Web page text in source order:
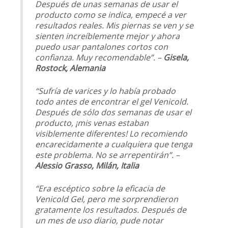
Después de unas semanas de usar el
producto como se indica, empecé a ver
resultados reales. Mis piernas se ven y se
sienten increíblemente mejor y ahora
puedo usar pantalones cortos con
confianza. Muy recomendable”. – Gisela,
Rostock, Alemania
“Sufría de varices y lo había probado
todo antes de encontrar el gel Venicold.
Después de sólo dos semanas de usar el
producto, ¡mis venas estaban
visiblemente diferentes! Lo recomiendo
encarecidamente a cualquiera que tenga
este problema. No se arrepentirán”. –
Alessio Grasso, Milán, Italia
“Era escéptico sobre la eficacia de
Venicold Gel, pero me sorprendieron
gratamente los resultados. Después de
un mes de uso diario, pude notar